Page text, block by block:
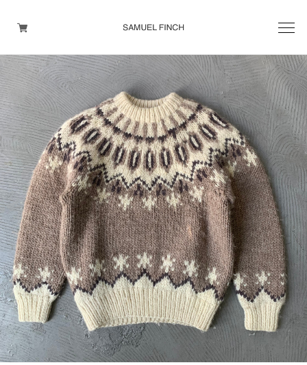
Men's
Maison Martin Margiela
Helmut Lang
Yohji Yamamoto
Other brands
TOPS
OUTER WEAR
BOTTOMS